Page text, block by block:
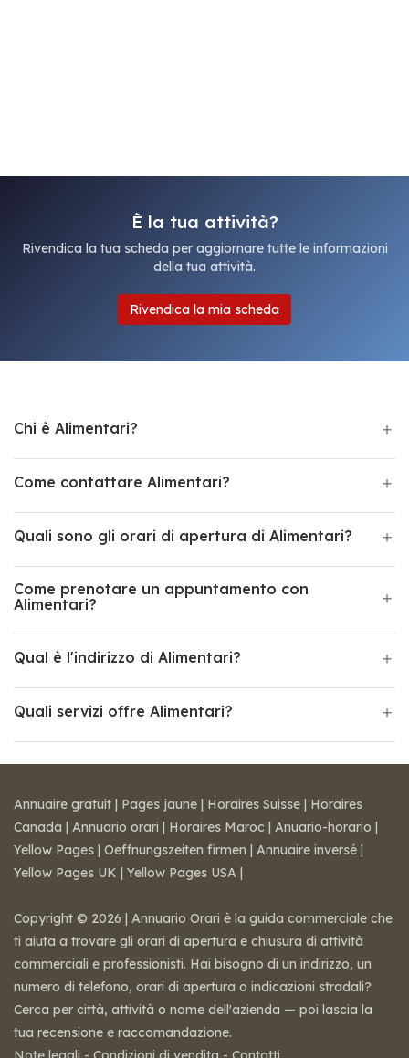
È la tua attività?
Rivendica la tua scheda per aggiornare tutte le informazioni
della tua attività.
Rivendica la mia scheda
Chi è Alimentari?
Come contattare Alimentari?
Quali sono gli orari di apertura di Alimentari?
Come prenotare un appuntamento con
Alimentari?
Qual è l'indirizzo di Alimentari?
Quali servizi offre Alimentari?
Annuaire gratuit | Pages jaune | Horaires Suisse | Horaires
Canada | Annuario orari | Horaires Maroc | Anuario-horario |
Yellow Pages | Oeffnungszeiten firmen | Annuaire inversé |
Yellow Pages UK | Yellow Pages USA |
Copyright © 2026 | Annuario Orari è la guida commerciale che
ti aiuta a trovare gli orari di apertura e chiusura di attività
commerciali e professionisti. Hai bisogno di un indirizzo, un
numero di telefono, orari di apertura o indicazioni stradali?
Cerca per città, attività o nome dell'azienda — poi lascia la
tua recensione e raccomandazione.